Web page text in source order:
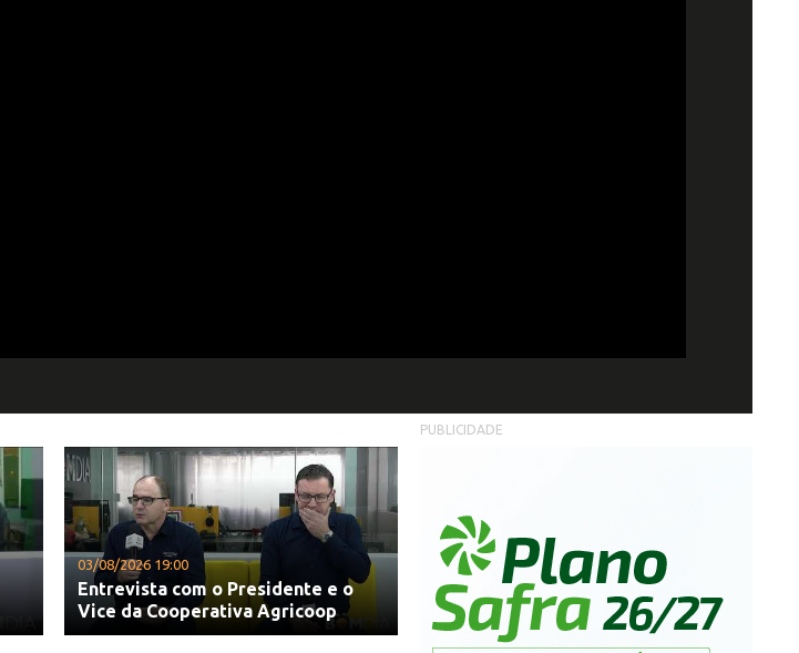
03/08/2026 19:00
Entrevista com o Presidente e o
Vice da Cooperativa Agricoop
PUBLICIDADE